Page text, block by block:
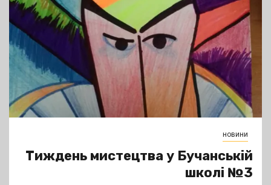
новини
Тиждень мистецтва у Бучанській
школі №3